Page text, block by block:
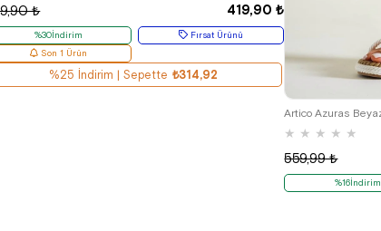
419,90 ₺
₺
%30İndirim
Fırsat Ürünü
Son 1 Ürün
%25 İndirim | Sepette ₺314,92
Artico Azuras
★ ★ ★ ★ ★
559,99 ₺
%16İndirim